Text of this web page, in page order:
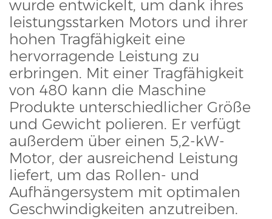
wurde entwickelt, um dank ihres
leistungsstarken Motors und ihrer
hohen Tragfähigkeit eine
hervorragende Leistung zu
erbringen. Mit einer Tragfähigkeit
von 480 kann die Maschine
Produkte unterschiedlicher Größe
und Gewicht polieren. Er verfügt
außerdem über einen 5,2-kW-
Motor, der ausreichend Leistung
liefert, um das Rollen- und
Aufhängersystem mit optimalen
Geschwindigkeiten anzutreiben.